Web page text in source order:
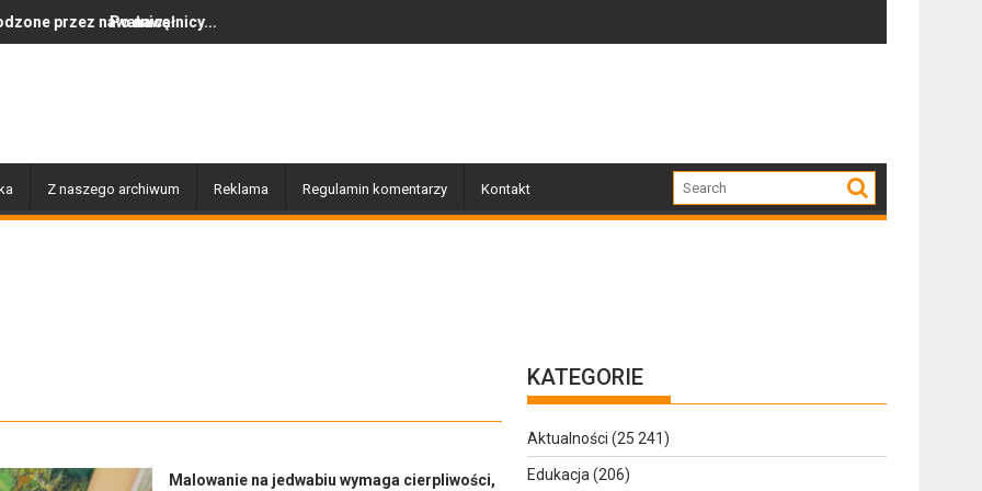
Z naszego archiwum Reklama Regulamin komentarzy Kontakt
Malowanie na jedwabiu wymaga cierpliwości,
KATEGORIE
Aktualności (25 241)
Edukacja (206)